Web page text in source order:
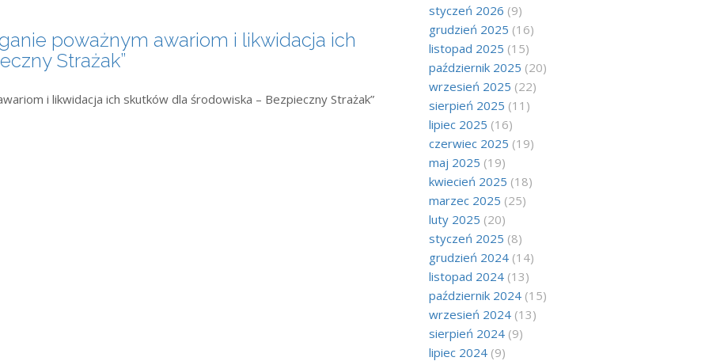
poważnym awariom i likwidacja ich
Strażak”
i likwidacja ich skutków dla środowiska – Bezpieczny Strażak”
styczeń 2026 (9)
grudzień 2025 (16)
listopad 2025 (15)
październik 2025 (20)
wrzesień 2025 (22)
sierpień 2025 (11)
lipiec 2025 (16)
czerwiec 2025 (19)
maj 2025 (19)
kwiecień 2025 (18)
marzec 2025 (25)
luty 2025 (20)
styczeń 2025 (8)
grudzień 2024(14)
listopad 2024(13)
październik 2024(15)
wrzesień 2024(13)
sierpień 2024(9)
lipiec 2024(9)